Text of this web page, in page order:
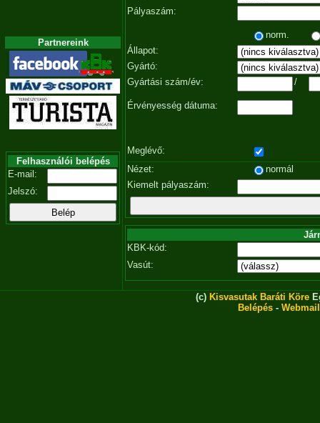
Partnereink
Felhasználói belépés
E-mail:
Jelszó:
Pályaszám:
norm.
Állapot:
Gyártó:
Gyártási szám/év:
/
Érvényesség dátuma:
Meglévő:
Nézet:
normál
Kiemelt pályaszám:
KBK-kód:
Vasút:
(c) Kisvasutak Baráti Köre
Belépés - Webmail